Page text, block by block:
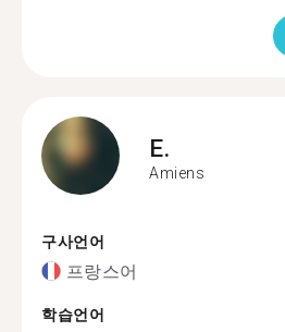
E.
Amiens
구사언어
프랑스어
학습언어